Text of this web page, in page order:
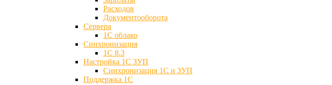
Расходов
Документооборота
Сервера
1С облако
Синхронизация
1С 8.3
Настройка 1С ЗУП
Синхронизация 1С и ЗУП
Поддержка 1С